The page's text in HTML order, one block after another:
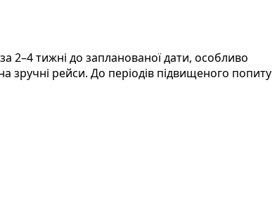
2–4 тижні до запланованої дати, особливо
зручні рейси. До періодів підвищеного попиту